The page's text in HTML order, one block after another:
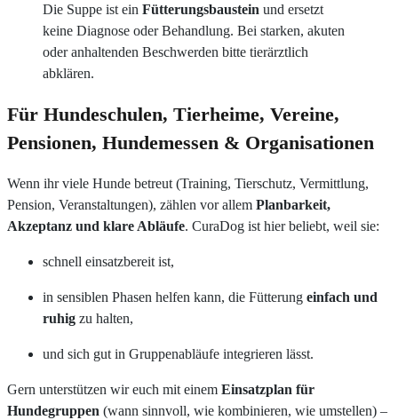
Die Suppe ist ein Fütterungsbaustein und ersetzt
keine Diagnose oder Behandlung. Bei starken, akuten
oder anhaltenden Beschwerden bitte tierärztlich
abklären.
Für Hundeschulen, Tierheime, Vereine,
Pensionen, Hundemessen & Organisationen
Wenn ihr viele Hunde betreut (Training, Tierschutz, Vermittlung,
Pension, Veranstaltungen), zählen vor allem Planbarkeit,
Akzeptanz und klare Abläufe. CuraDog ist hier beliebt, weil sie:
schnell einsatzbereit ist,
in sensiblen Phasen helfen kann, die Fütterung einfach und
ruhig zu halten,
und sich gut in Gruppenabläufe integrieren lässt.
Gern unterstützen wir euch mit einem Einsatzplan für
Hundegruppen (wann sinnvoll, wie kombinieren, wie umstellen) –